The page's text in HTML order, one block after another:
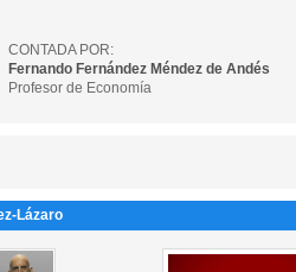
CONTADA POR:
Fernando Fernández Méndez de Andés
Profesor de Economía
Lázaro